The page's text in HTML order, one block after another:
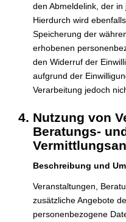
den Abmeldelink, der in
Hierdurch wird
Speicherung der
erhobenen
den Widerruf der
aufgrund der
Verarbeitung jedoch
Nutzung von
Beratungs-
Beschreibung und
Veranstaltungen,
zusätzliche Angebote
personenbezogene